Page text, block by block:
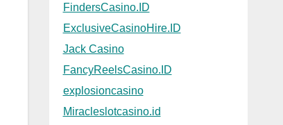
FindersCasino.ID
ExclusiveCasinoHire.ID
Jack Casino
FancyReelsCasino.ID
explosioncasino
Miracleslotcasino.id